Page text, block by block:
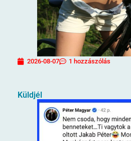
2026-08-07 1 hozzászólás
Küldjél